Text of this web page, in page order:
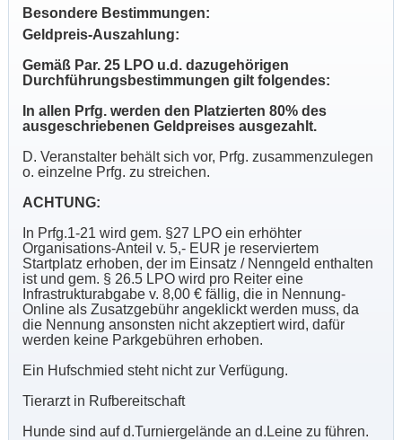
Besondere Bestimmungen:
Geldpreis-Auszahlung:
Gemäß Par. 25 LPO u.d. dazugehörigen
Durchführungsbestimmungen gilt folgendes:
In allen Prfg. werden den Platzierten 80% des
ausgeschriebenen Geldpreises ausgezahlt.
D. Veranstalter behält sich vor, Prfg. zusammenzulegen
o. einzelne Prfg. zu streichen.
ACHTUNG:
In Prfg.1-21 wird gem. §27 LPO ein erhöhter
Organisations-Anteil v. 5,- EUR je reserviertem
Startplatz erhoben, der im Einsatz / Nenngeld enthalten
ist und gem. § 26.5 LPO wird pro Reiter eine
Infrastrukturabgabe v. 8,00 € fällig, die in Nennung-
Online als Zusatzgebühr angeklickt werden muss, da
die Nennung ansonsten nicht akzeptiert wird, dafür
werden keine Parkgebühren erhoben.
Ein Hufschmied steht nicht zur Verfügung.
Tierarzt in Rufbereitschaft
Hunde sind auf d.Turniergelände an d.Leine zu führen.